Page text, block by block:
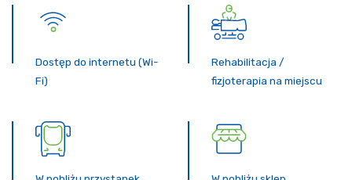
Dostęp do internetu (Wi-
Fi)
Rehabilitacja /
fizjoterapia na miejscu